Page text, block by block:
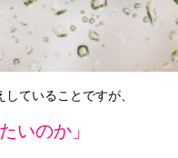
ていることですが、
いのか」